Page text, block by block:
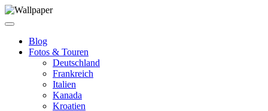
Blog
Fotos & Touren
Deutschland
Frankreich
Italien
Kanada
Kroatien